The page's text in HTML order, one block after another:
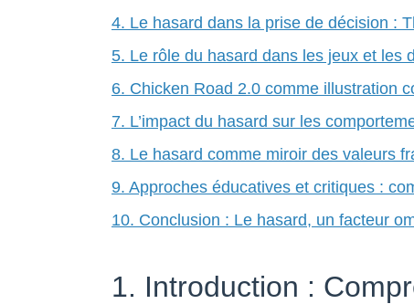
4. Le hasard dans la prise de décision :
5. Le rôle du hasard dans les jeux et les
6. Chicken Road 2.0 comme illustration
7. L’impact du hasard sur les
8. Le hasard comme miroir des valeurs
9. Approches éducatives et critiques :
10. Conclusion : Le hasard, un facteur
1. Introduction :